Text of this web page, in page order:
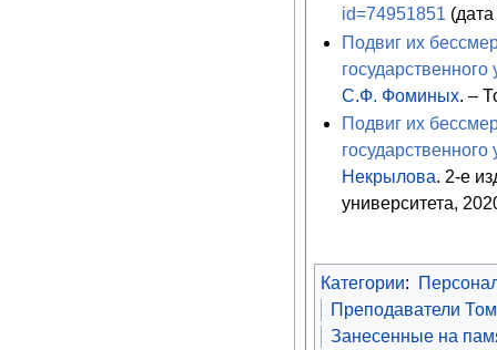
id=74951851
Подвиг их
С.Ф. Фоминых. –
Подвиг их
Некрылова. 2-е
университета,
Категории:
Преподаватели
Занесенные на